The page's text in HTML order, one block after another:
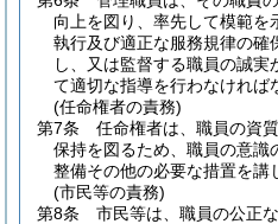
向上を図り、率先して模範
執行及び適正な服務規律の確
し、又は監督する職員の誠
て適切な指導を行わなければ
(任命権者の責務)
第7条
任命権者は、職員の資
保持を図るため、職員の意識
整備その他の必要な措置を講
(市民等の責務)
第8条
市民等は、職員の公正